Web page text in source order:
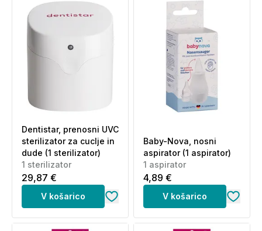
Dentistar, prenosni UVC
sterilizator za cuclje in
dude (1 sterilizator)
1 sterilizator
29,87 €
V košarico
Baby-Nova, nosni
aspirator (1 aspirator)
1 aspirator
4,89 €
V košarico